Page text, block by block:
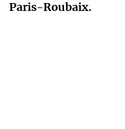
Paris-Roubaix.